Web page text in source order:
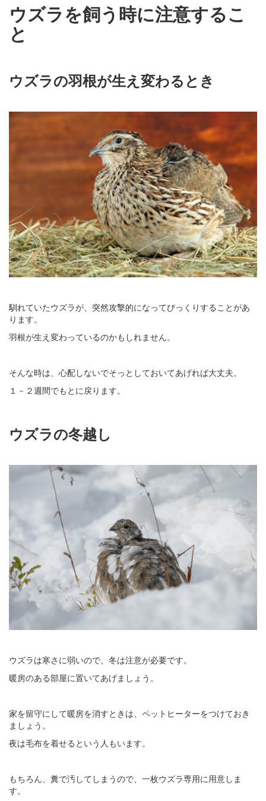
ウズラを飼う時に注意するこ
と
ウズラの羽根が生え変わるとき
馴れていたウズラが、突然攻撃的になってびっくりすることがあ
ります。
羽根が生え変わっているのかもしれません。
そんな時は、心配しないでそっとしておいてあげれば大丈夫。
１－２週間でもとに戻ります。
ウズラの冬越し
ウズラは寒さに弱いので、冬は注意が必要です。
暖房のある部屋に置いてあげましょう。
家を留守にして暖房を消すときは、ペットヒーターをつけておき
ましょう。
夜は毛布を着せるという人もいます。
もちろん、糞で汚してしまうので、一枚ウズラ専用に用意しま
す。